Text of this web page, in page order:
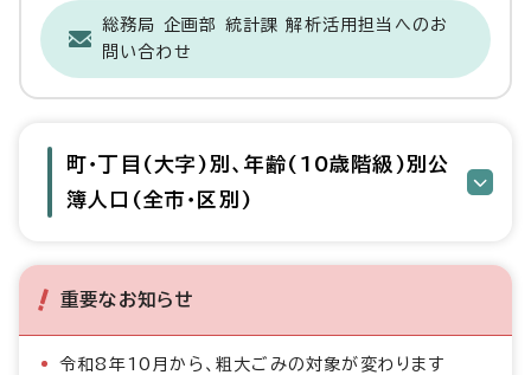
総務局 企画部 統計課 解析活用担当へのお
問い合わせ
町・丁目(大字)別、年齢(10歳階級)別公
簿人口(全市・区別)
重要なお知らせ
令和8年10月から、粗大ごみの対象が変わります